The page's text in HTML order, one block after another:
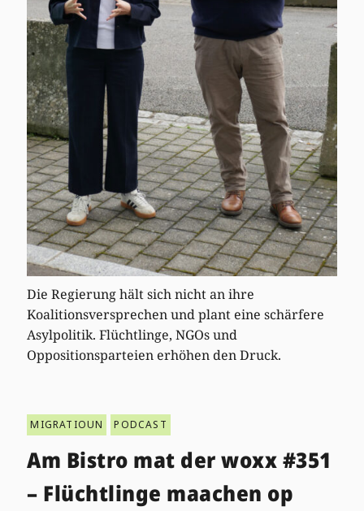
Die Regierung hält sich nicht an ihre
Koalitionsversprechen und plant eine schärfere
Asylpolitik. Flüchtlinge, NGOs und
Oppositionsparteien erhöhen den Druck.
MIGRATIOUN PODCAST
Am Bistro mat der woxx #351
– Flüchtlinge maachen op